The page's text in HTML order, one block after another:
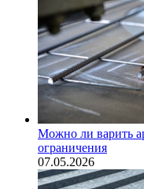
Можно ли варить
ограничения
07.05.2026